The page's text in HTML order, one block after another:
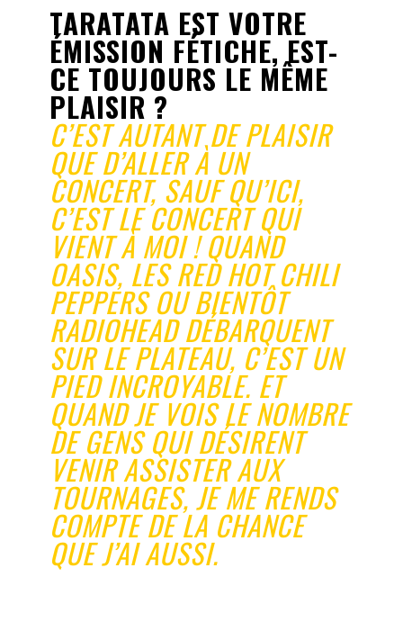
TARATATA EST VOTRE
ÉMISSION FÉTICHE, EST-
CE TOUJOURS LE MÊME
PLAISIR ?
C’EST AUTANT DE PLAISIR
QUE D’ALLER À UN
CONCERT, SAUF QU’ICI,
C’EST LE CONCERT QUI
VIENT À MOI ! QUAND
OASIS, LES RED HOT CHILI
PEPPERS OU BIENTÔT
RADIOHEAD DÉBARQUENT
SUR LE PLATEAU, C’EST UN
PIED INCROYABLE. ET
QUAND JE VOIS LE NOMBRE
DE GENS QUI DÉSIRENT
VENIR ASSISTER AUX
TOURNAGES, JE ME RENDS
COMPTE DE LA CHANCE
QUE J’AI AUSSI.